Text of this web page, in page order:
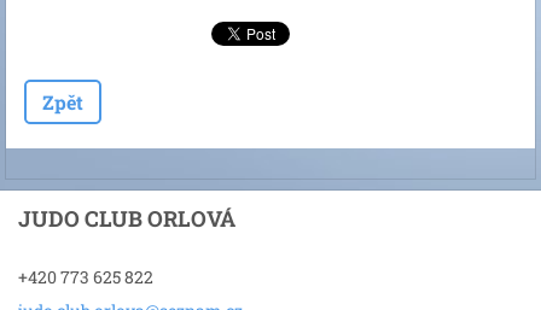
Zpět
JUDO CLUB ORLOVÁ
+420 773 625 822